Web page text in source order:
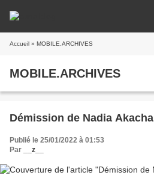
Accueil » MOBILE.ARCHIVES
MOBILE.ARCHIVES
Démission de Nadia Akacha
Publié le 25/01/2022 à 01:53
Par
__z__